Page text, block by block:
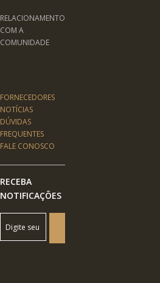
RELACIONAMENTO
COM A
COMUNIDADE
FORNECEDORES
NOTÍCIAS
DÚVIDAS
FREQUENTES
FALE CONOSCO
RECEBA
NOTIFICAÇÕES